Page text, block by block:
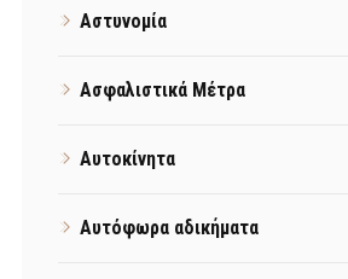
Αστυνομία
Ασφαλιστικά Μέτρα
Αυτοκίνητα
Αυτόφωρα αδικήματα